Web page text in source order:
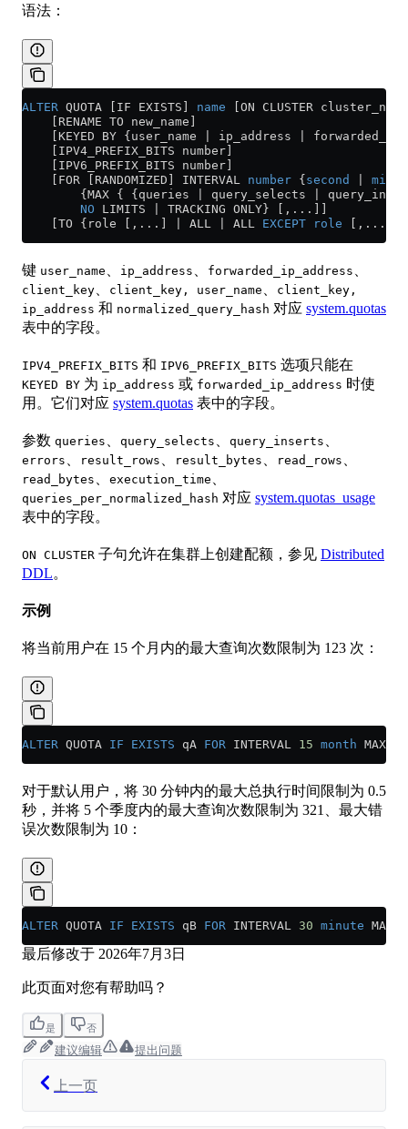
语法：
ALTER QUOTA [IF EXISTS] name [ON CLUSTER
    [RENAME TO new_name]
[KEYED BY {user_name | ip_address |
    [IPV4_PREFIX_BITS number]
    [IPV6_PREFIX_BITS number]
    [FOR [RANDOMIZED] INTERVAL
number { second
{MAX { {queries | query_selects |
        NO
LIMITS | TRACKING ONLY} [,...]]
    [TO {role [,...] | ALL | ALL
EXCEPT role [,...]}]
键 user_name 、 ip_address 、 forwarded_ip_address 、
client_key、 client_key, user_name 、
client_key,
ip_address 和 normalized_query_hash 对应 system.quotas
表中的字段。
IPV4_PREFIX_BITS 和 IPV6_PREFIX_BITS 选项只能在
KEYED BY 为 ip_address 或 forwarded_ip_address 时使
用。它们对应 system.quotas 表中的字段。
参数 queries 、 query_selects 、 query_inserts 、
errors 、 result_rows 、 result_bytes 、 read_rows 、
read_bytes 、 execution_time 、
queries_per_normalized_hash 对应 system.quotas_usage
表中的字段。
ON CLUSTER 子句允许在集群上创建配额，参见 Distributed
DDL。
示例
将当前用户在 15 个月内的最大查询次数限制为 123 次：
ALTER QUOTA IF EXISTS qA FOR INTERVAL 15 month MAX
对于默认用户，将 30 分钟内的最大总执行时间限制为 0.5
秒，并将 5 个季度内的最大查询次数限制为 321、最大错
误次数限制为 10：
ALTER QUOTA IF EXISTS qB FOR INTERVAL 30 minute MAX
最后修改于 2026年7月3日
此页面对您有帮助吗？
是 否
建议编辑 提出问题
上一页